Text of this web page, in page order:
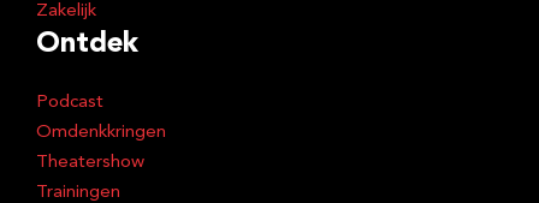
Zakelijk
Ontdek
Podcast
Omdenkkringen
Theatershow
Trainingen